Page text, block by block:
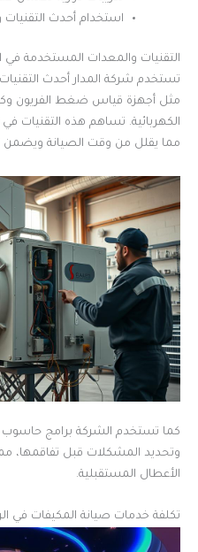
استخدام أحدث
التقنيات والمعدات المستخدمة في
تستخدم شركة المدار أحدث
مثل أجهزة قياس ضغط الفريون
الكهربائية. تساهم هذه
مما يقلل من وقت الصيانة ويضمن
كما تستخدم الشركة برامج حاسوب
وتحديد المشكلات قبل تفاقمها،
الأعطال المستقبلية.
تكلفة خدمات صيانة المكيفات في